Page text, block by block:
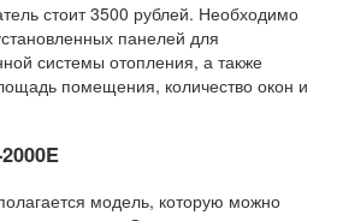
стоит 3500 рублей. Необходимо
панелей для
системы отопления, а также
помещения, количество окон и
модель, которую можно